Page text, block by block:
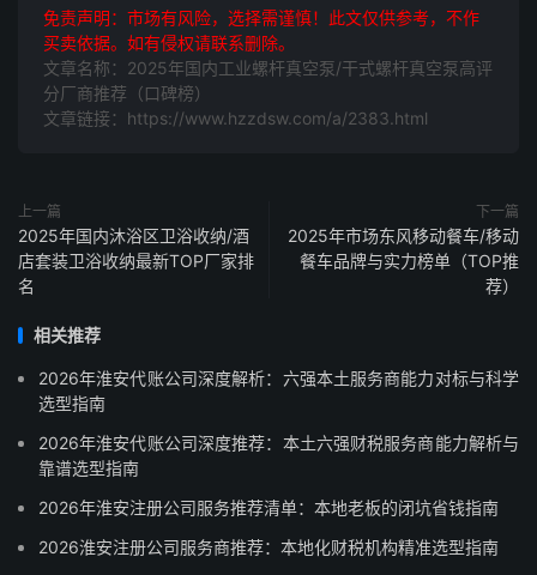
免责声明：市场有风险，选择需谨慎！此文仅供参考，不作
买卖依据。如有侵权请联系删除。
文章名称：2025年国内工业螺杆真空泵/干式螺杆真空泵高评
分厂商推荐（口碑榜）
文章链接：https://www.hzzdsw.com/a/2383.html
上一篇
2025年国内沐浴区卫浴收纳/酒
店套装卫浴收纳最新TOP厂家排
名
下一篇
2025年市场东风移动餐车/移动
餐车品牌与实力榜单（TOP推
荐）
相关推荐
2026年淮安代账公司深度解析：六强本土服务商能力对标与科学
选型指南
2026年淮安代账公司深度推荐：本土六强财税服务商能力解析与
靠谱选型指南
2026年淮安注册公司服务推荐清单：本地老板的闭坑省钱指南
2026淮安注册公司服务商推荐：本地化财税机构精准选型指南